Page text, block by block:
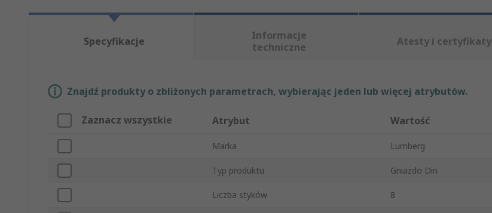
Specyfikacje
Informacje
techniczne
Atesty i certyfikaty
Znajdź produkty o zbliżonych parametrach, wybierając jeden lub więcej atrybutów.
Zaznacz wszystkie Atrybut Wartość
Marka Lumberg
Typ produktu Gniazdo Din
Liczba styków 8